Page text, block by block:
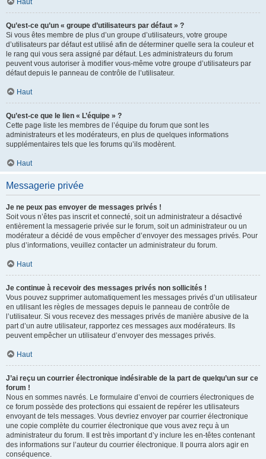
Haut
Qu’est-ce qu’un « groupe d’utilisateurs par défaut » ?
Si vous êtes membre de plus d’un groupe d’utilisateurs, votre groupe
d’utilisateurs par défaut est utilisé afin de déterminer quelle sera la couleur et
le rang qui vous sera assigné par défaut. Les administrateurs du forum
peuvent vous autoriser à modifier vous-même votre groupe d’utilisateurs par
défaut depuis le panneau de contrôle de l’utilisateur.
Haut
Qu’est-ce que le lien « L’équipe » ?
Cette page liste les membres de l’équipe du forum que sont les
administrateurs et les modérateurs, en plus de quelques informations
supplémentaires tels que les forums qu’ils modèrent.
Haut
Messagerie privée
Je ne peux pas envoyer de messages privés !
Soit vous n’êtes pas inscrit et connecté, soit un administrateur a désactivé
entièrement la messagerie privée sur le forum, soit un administrateur ou un
modérateur a décidé de vous empêcher d’envoyer des messages privés. Pour
plus d’informations, veuillez contacter un administrateur du forum.
Haut
Je continue à recevoir des messages privés non sollicités !
Vous pouvez supprimer automatiquement les messages privés d’un utilisateur
en utilisant les règles de messages depuis le panneau de contrôle de
l’utilisateur. Si vous recevez des messages privés de manière abusive de la
part d’un autre utilisateur, rapportez ces messages aux modérateurs. Ils
peuvent empêcher un utilisateur d’envoyer des messages privés.
Haut
J’ai reçu un courrier électronique indésirable de la part de quelqu’un sur ce
forum !
Nous en sommes navrés. Le formulaire d’envoi de courriers électroniques de
ce forum possède des protections qui essaient de repérer les utilisateurs
envoyant de tels messages. Vous devriez envoyer par courrier électronique
une copie complète du courrier électronique que vous avez reçu à un
administrateur du forum. Il est très important d’y inclure les en-têtes contenant
des informations sur l’auteur du courrier électronique. Il pourra alors agir en
conséquence.